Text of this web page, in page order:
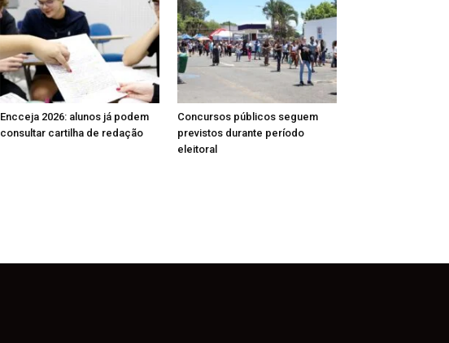
Encceja 2026: alunos já podem
consultar cartilha de redação
Concursos públicos seguem
previstos durante período
eleitoral